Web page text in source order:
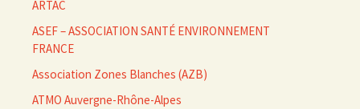
ARTAC
ASEF – ASSOCIATION SANTÉ ENVIRONNEMENT
FRANCE
Association Zones Blanches (AZB)
ATMO Auvergne-Rhône-Alpes